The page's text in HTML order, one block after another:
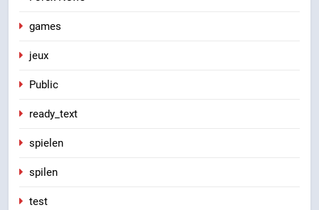
games
jeux
Public
ready_text
spielen
spilen
test